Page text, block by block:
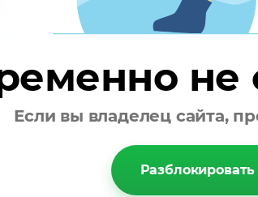
не
Если вы владелец сайта,
Разблокировать